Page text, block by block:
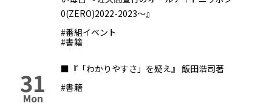
31
Mon
0(ZERO)2022-2023～』
#番組イベント
#書籍
■『「わかりやすさ」を疑え』 飯田浩司著
#書籍